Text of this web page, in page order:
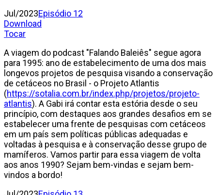
Jul/2023Episódio 12
Download
Tocar
A viagem do podcast "Falando Baleiês" segue agora
para 1995: ano de estabelecimento de uma dos mais
longevos projetos de pesquisa visando a conservação
de cetáceos no Brasil - o Projeto Atlantis
(https://sotalia.com.br/index.php/projetos/projeto-
atlantis). A Gabi irá contar esta estória desde o seu
princípio, com destaques aos grandes desafios em se
estabelecer uma frente de pesquisas com cetáceos
em um país sem políticas públicas adequadas e
voltadas à pesquisa e à conservação desse grupo de
mamíferos. Vamos partir para essa viagem de volta
aos anos 1990? Sejam bem-vindas e sejam bem-
vindos a bordo!